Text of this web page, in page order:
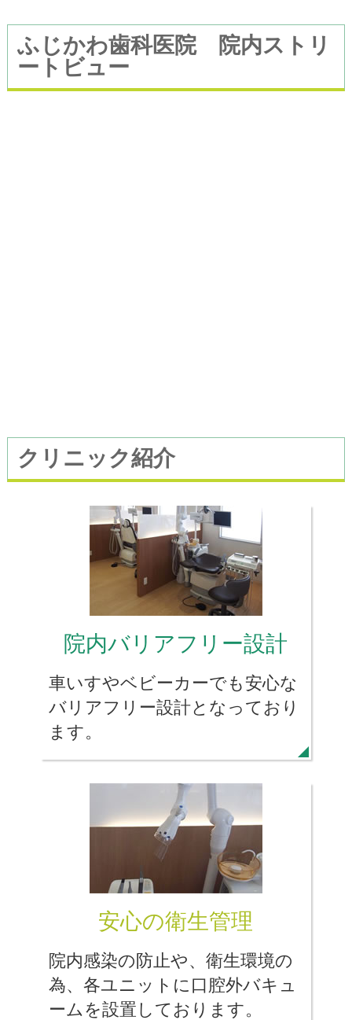
します
2/12（水）から通常診療の予定となり
ます
を新規開院いたしました。
今後ともよろしくお願い致します。
ふじかわ歯科医院 院内ストリ
ートビュー
クリニック紹介
院内バリアフリー設計
車いすやベビーカーでも安心な
バリアフリー設計となっており
ます。
安心の衛生管理
院内感染の防止や、衛生環境の
為、各ユニットに口腔外バキュ
ームを設置しております。